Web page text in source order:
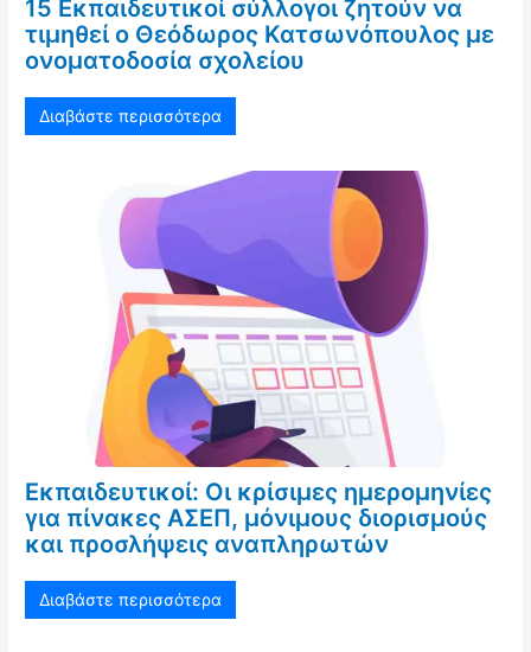
15 Εκπαιδευτικοί σύλλογοι ζητούν να
τιμηθεί ο Θεόδωρος Κατσωνόπουλος με
ονοματοδοσία σχολείου
Διαβάστε περισσότερα
Εκπαιδευτικοί: Οι κρίσιμες ημερομηνίες
για πίνακες ΑΣΕΠ, μόνιμους διορισμούς
και προσλήψεις αναπληρωτών
Διαβάστε περισσότερα